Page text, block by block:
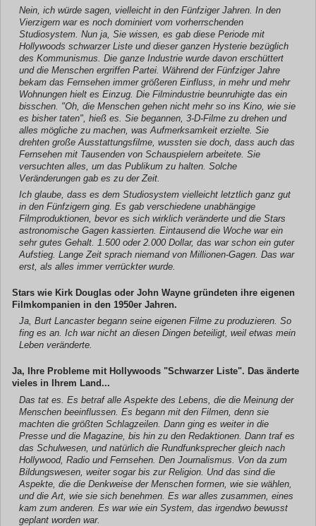
Nein, ich würde sagen, vielleicht in den Fünfziger Jahren. In den
Vierzigern war es noch dominiert vom vorherrschenden
Studiosystem. Nun ja, Sie wissen, es gab diese Periode mit
Hollywoods schwarzer Liste und dieser ganzen Hysterie bezüglich
des Kommunismus. Die ganze Industrie wurde davon erschüttert
und die Menschen ergriffen Partei. Während der Fünfziger Jahre
bekam das Fernsehen immer größeren Einfluss, in mehr und mehr
Wohnungen hielt es Einzug. Die Filmindustrie beunruhigte das ein
bisschen. "Oh, die Menschen gehen nicht mehr so ins Kino, wie sie
es bisher taten", hieß es. Sie begannen, 3-D-Filme zu drehen und
alles mögliche zu machen, was Aufmerksamkeit erzielte. Sie
drehten große Ausstattungsfilme, wussten sie doch, dass auch das
Fernsehen mit Tausenden von Schauspielern arbeitete. Sie
versuchten alles, um das Publikum zu halten. Solche
Veränderungen gab es zu der Zeit.
Ich glaube, dass es dem Studiosystem vielleicht letztlich ganz gut
in den Fünfzigern ging. Es gab verschiedene unabhängige
Filmproduktionen, bevor es sich wirklich veränderte und die Stars
astronomische Gagen kassierten. Eintausend die Woche war ein
sehr gutes Gehalt. 1.500 oder 2.000 Dollar, das war schon ein guter
Aufstieg. Lange Zeit sprach niemand von Millionen-Gagen. Das war
erst, als alles immer verrückter wurde.
Stars wie Kirk Douglas oder John Wayne gründeten ihre eigenen
Filmkompanien in den 1950er Jahren.
Ja, Burt Lancaster begann seine eigenen Filme zu produzieren. So
fing es an. Ich war nicht an diesen Dingen beteiligt, weil etwas mein
Leben veränderte.
Ja, Ihre Probleme mit Hollywoods "Schwarzer Liste". Das änderte
vieles in Ihrem Land...
Das tat es. Es betraf alle Aspekte des Lebens, die die Meinung der
Menschen beeinflussen. Es begann mit den Filmen, denn sie
machten die größten Schlagzeilen. Dann ging es weiter in die
Presse und die Magazine, bis hin zu den Redaktionen. Dann traf es
das Schulwesen, und natürlich die Rundfunksprecher gleich nach
Hollywood, Radio und Fernsehen. Den Journalismus. Von da zum
Bildungswesen, weiter sogar bis zur Religion. Und das sind die
Aspekte, die die Denkweise der Menschen formen, wie sie wählen,
und die Art, wie sie sich benehmen. Es war alles zusammen, eines
kam zum anderen. Es war wie ein System, das irgendwo bewusst
geplant worden war.